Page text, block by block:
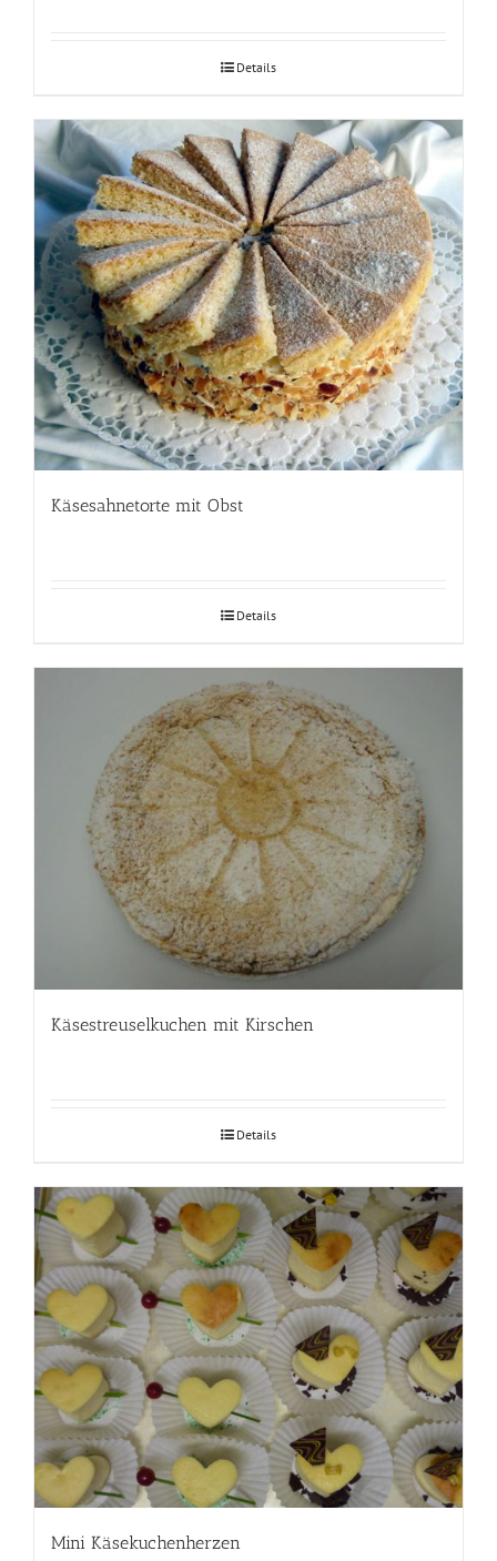
Details
Käsesahnetorte mit Obst
Details
Käsestreuselkuchen mit Kirschen
Details
Mini Käsekuchenherzen